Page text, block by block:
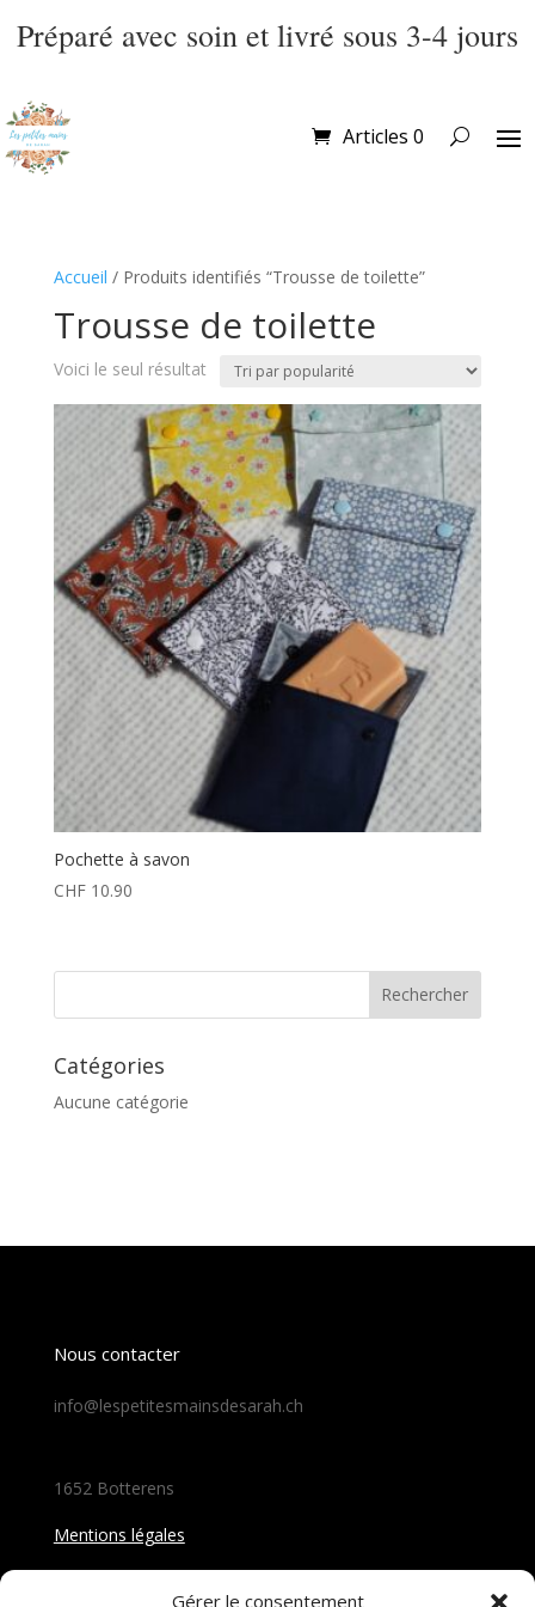
Gérer le consentement
Préparé avec soin et livré sous 3-4 jours
Articles 0
Accueil / Produits identifiés “Trousse de toilette”
Trousse de toilette
Voici le seul résultat
Pochette à savon
CHF10.90
Catégories
Aucune catégorie
Nous contacter
info@lespetitesmainsdesarah.ch
1652 Botterens
Mentions légales